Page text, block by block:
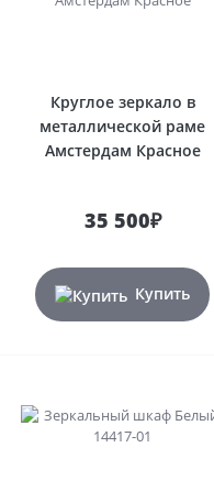
Круглое зеркало в
металлической раме
Амстердам Красное
35 500₽
Купить